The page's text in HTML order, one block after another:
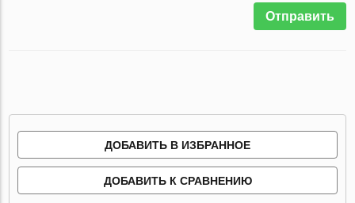
Отправить
ДОБАВИТЬ В ИЗБРАННОЕ
ДОБАВИТЬ К СРАВНЕНИЮ